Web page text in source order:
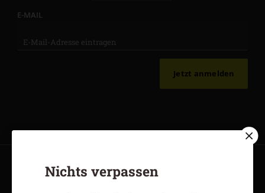
E-MAIL
Jetzt anmelden
AGB und Widerrufsbelehrung Datenschutz
Nichts verpassen